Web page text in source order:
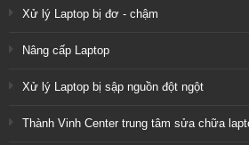
Xử lý Laptop bị đơ - chậm
Nâng cấp Laptop
Xử lý Laptop bị sập nguồn đột ngột
Thành Vinh Center trung tâm sửa chữa